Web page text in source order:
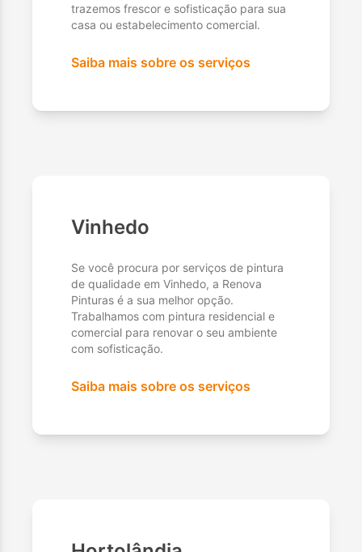
trazemos frescor e sofisticação para sua
casa ou estabelecimento comercial.
Saiba mais sobre os serviços
Vinhedo
Se você procura por serviços de pintura
de qualidade em Vinhedo, a Renova
Pinturas é a sua melhor opção.
Trabalhamos com pintura residencial e
comercial para renovar o seu ambiente
com sofisticação.
Saiba mais sobre os serviços